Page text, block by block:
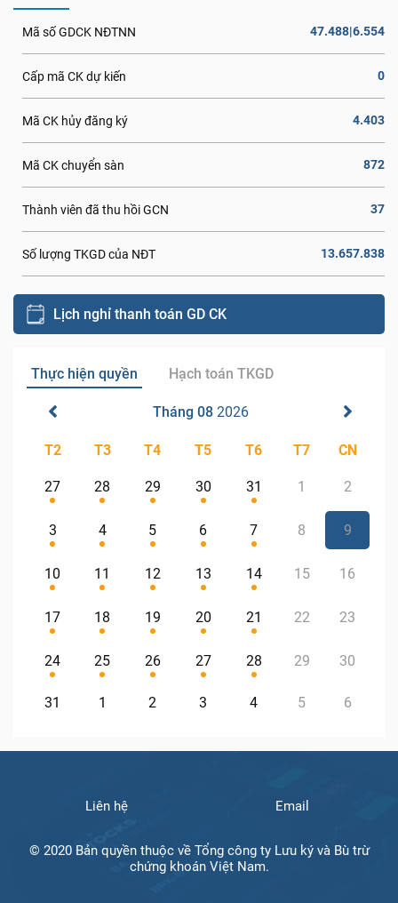
Mã số GDCK NĐTNN 47.488|6.554
Cấp mã CK dự kiến 0
Mã CK hủy đăng ký 4.403
Mã CK chuyển sàn 872
Thành viên đã thu hồi GCN 37
Số lượng TKGD của NĐT 13.657.838
Lịch nghỉ thanh toán GD CK
Thực hiện quyền Hạch toán TKGD
Tháng 08 2026
T2 T3 T4 T5 T6 T7 CN
27 28 29 30 31 1 2
3 4 5 6 7 8 9
10 11 12 13 14 15 16
17 18 19 20 21 22 23
24 25 26 27 28 29 30
31 1 2 3 4 5 6
Liên hệ Email
© 2020 Bản quyền thuộc về Tổng công ty Lưu ký và Bù trừ
chứng khoán Việt Nam.